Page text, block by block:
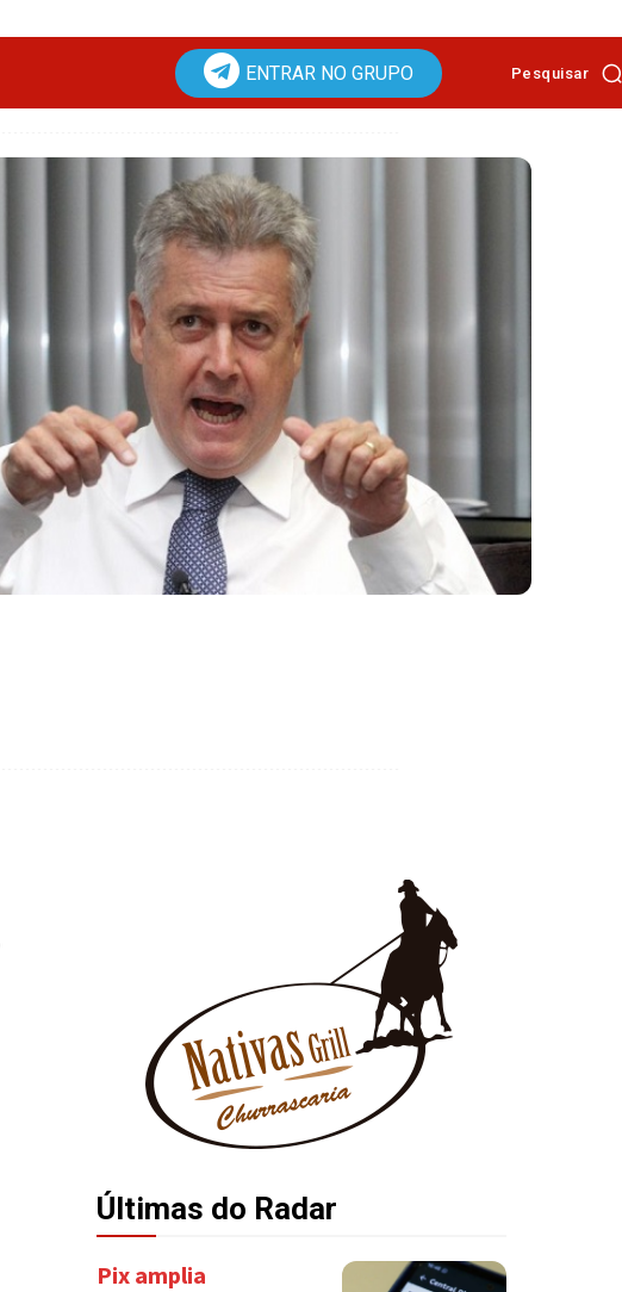
ENTRAR NO GRUPO Pesquisar
Últimas do Radar
Pix amplia